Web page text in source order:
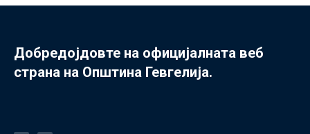
Добредојдовте на официјалната веб
страна на Општина Гевгелија.